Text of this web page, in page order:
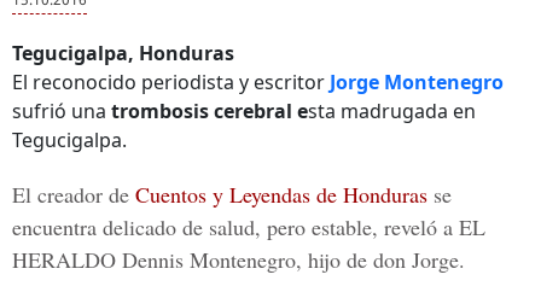
Tegucigalpa, Honduras
El reconocido periodista y escritor Jorge Montenegro
sufrió una trombosis cerebral esta madrugada en
Tegucigalpa.
El creador de Cuentos y Leyendas de Honduras se
encuentra delicado de salud, pero estable, reveló a EL
HERALDO Dennis Montenegro, hijo de don Jorge.